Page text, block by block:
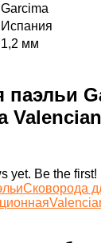
Garcima
Испания
1,2 мм
паэльи
yet. Be the first!
Сковорода